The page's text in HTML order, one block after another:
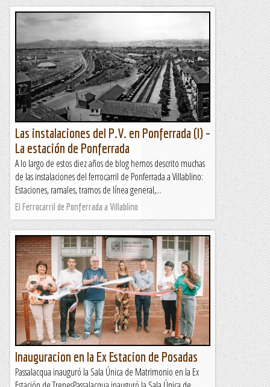
Las instalaciones del P.V. en Ponferrada (I) –
La estación de Ponferrada
A lo largo de estos diez años de blog hemos descrito muchas
de las instalaciones del ferrocarril de Ponferrada a Villablino:
Estaciones, ramales, tramos de línea general,...
El Ferrocarril de Ponferrada a Villablino
Inauguracion en la Ex Estacion de Posadas
Passalacqua inauguró la Sala Única de Matrimonio en la Ex